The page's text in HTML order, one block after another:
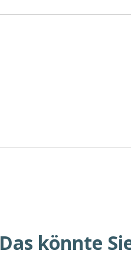
Das könnte